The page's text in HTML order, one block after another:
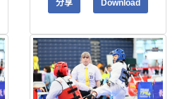
分享 Download